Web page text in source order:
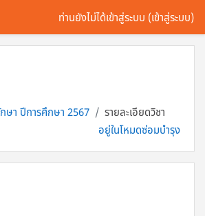
ท่านยังไม่ได้เข้าสู่ระบบ (เข้าสู่ระบบ)
ษา ปีการศึกษา 2567
รายละเอียดวิชา
อยู่ในโหมดซ่อมบำรุง